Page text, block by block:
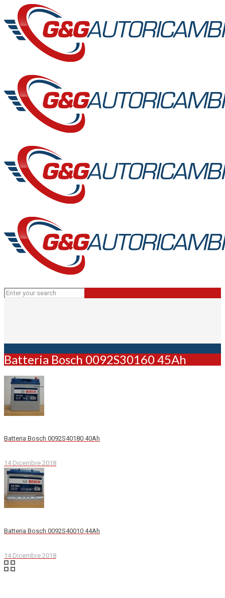
Batteria Bosch 0092S30160 45Ah
Batteria Bosch 0092S40180 40Ah
14 Dicembre 2018
Batteria Bosch 0092S40010 44Ah
14 Dicembre 2018